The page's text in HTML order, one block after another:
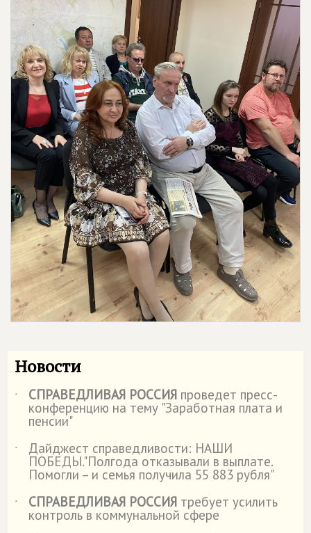
Новости
˙ СПРАВЕДЛИВАЯ РОССИЯ проведет пресс-
конференцию на тему "Заработная плата и
пенсии"
˙
Дайджест справедливости: НАШИ
ПОБЕДЫ."Полгода отказывали в выплате.
Помогли – и семья получила 55 883 рубля"
˙
СПРАВЕДЛИВАЯ РОССИЯ требует усилить
контроль в коммунальной сфере